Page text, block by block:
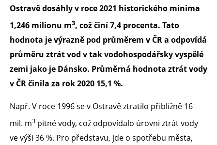
Ostravě dosáhly v roce 2021 historického minima
1,246 milionu m3, což činí 7,4 procenta. Tato
hodnota je výrazně pod průměrem v ČR a odpovídá
průměru ztrát vod v tak vodohospodářsky vyspělé
zemi jako je Dánsko. Průměrná hodnota ztrát vody
v ČR činila za rok 2020 15,1 %.
Např. V roce 1996 se v Ostravě ztratilo přibližně 16
mil. m3 pitné vody, což odpovídalo úrovni ztrát vody
ve výši 36 %. Pro představu, jde o spotřebu města,